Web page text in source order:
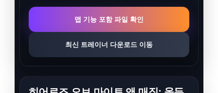
맵 기능 포함 파일 확인
최신 트레이너 다운로드 이동